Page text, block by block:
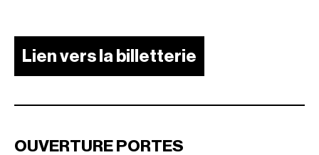
Lien vers la billetterie
OUVERTURE PORTES